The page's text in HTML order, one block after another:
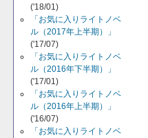
('18/01)
「お気に入りライトノベ
ル（2017年上半期）」
('17/07)
「お気に入りライトノベ
ル（2016年下半期）」
('17/01)
「お気に入りライトノベ
ル（2016年上半期）」
('16/07)
「お気に入りライトノベ